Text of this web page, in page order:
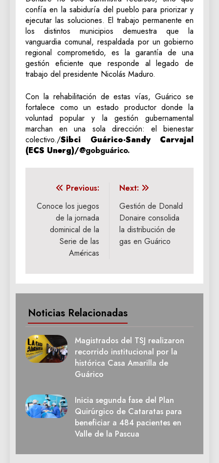
confía en la sabiduría del pueblo para priorizar y
ejecutar las soluciones. El trabajo permanente en
los distintos municipios demuestra que la
vanguardia comunal, respaldada por un gobierno
regional comprometido, es la garantía de una
gestión eficiente que responde al legado de
trabajo del presidente Nicolás Maduro.
Con la rehabilitación de estas vías, Guárico se
fortalece como un estado productor donde la
voluntad popular y la gestión gubernamental
marchan en una sola dirección: el bienestar
colectivo./Sibci Guárico-Sandy Carvajal
(ECS Unerg)/@gobguárico.
Navegación
de
entradas
Previous:
Conoce los juegos
de la jornada
dominical de la
Serie de las
Américas
Next:
Gestión de Donald
Donaire consolida
la distribución de
gas en Guárico
Noticias Relacionadas
Magistrados del TSJ realizaron
recorrido institucional por la
histórica Casa Amarilla de
Guárico
Inicia segunda fase del Plan
Quirúrgico de Cataratas para
beneficiar a 484 pacientes en
Valle de la Pascua